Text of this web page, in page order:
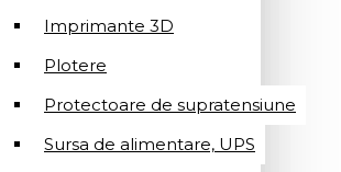
Imprimante 3D
Plotere
Protectoare de supratensiune
Sursa de alimentare, UPS